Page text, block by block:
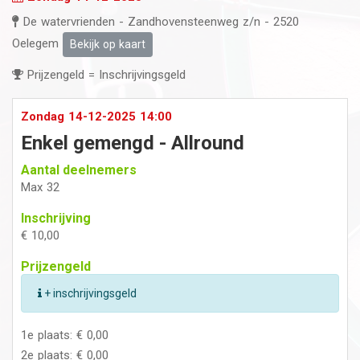
De watervrienden - Zandhovensteenweg z/n - 2520
Oelegem
Bekijk op kaart
Prijzengeld = Inschrijvingsgeld
Zondag 14-12-2025 14:00
Enkel gemengd - Allround
Aantal deelnemers
Max 32
Inschrijving
€ 10,00
Prijzengeld
+ inschrijvingsgeld
1e plaats: € 0,00
2e plaats: € 0,00